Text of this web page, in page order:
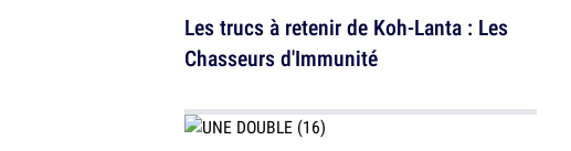
Les trucs à retenir de Koh-Lanta : Les
Chasseurs d'Immunité